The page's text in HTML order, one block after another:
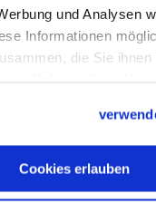
und Analysen
Informationen
die Sie ihnen
Cookies erlauben
ein renommierter
hatte